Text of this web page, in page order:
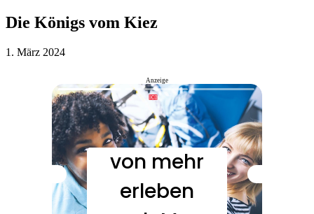
Die Königs vom Kiez
1. März 2024
Anzeige